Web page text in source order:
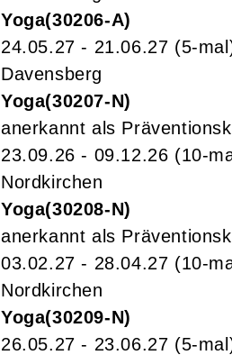
Yoga 30206-A
24.05.27 - 21.06.27 (5-
Davensberg
Yoga 30207-N
anerkannt als
23.09.26 - 09.12.26 (10-
Nordkirchen
Yoga 30208-N
anerkannt als
03.02.27 - 28.04.27 (10-
Nordkirchen
Yoga 30209-N
26.05.27 - 23.06.27 (5-